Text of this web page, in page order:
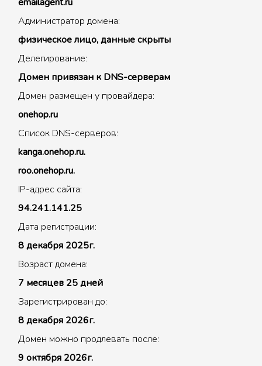
Администратор домена:
физическое лицо, данные скрыты
Делегирование:
Домен привязан к DNS-серверам
Домен размещен у провайдера:
onehop.ru
Список DNS-серверов:
kanga.onehop.ru.
roo.onehop.ru.
IP-адрес сайта:
94.241.141.25
Дата регистрации:
8 декабря 2025г.
Возраст домена:
7 месяцев 25 дней
Зарегистрирован до:
8 декабря 2026г.
Домен можно продлевать после:
9 октября 2026г.